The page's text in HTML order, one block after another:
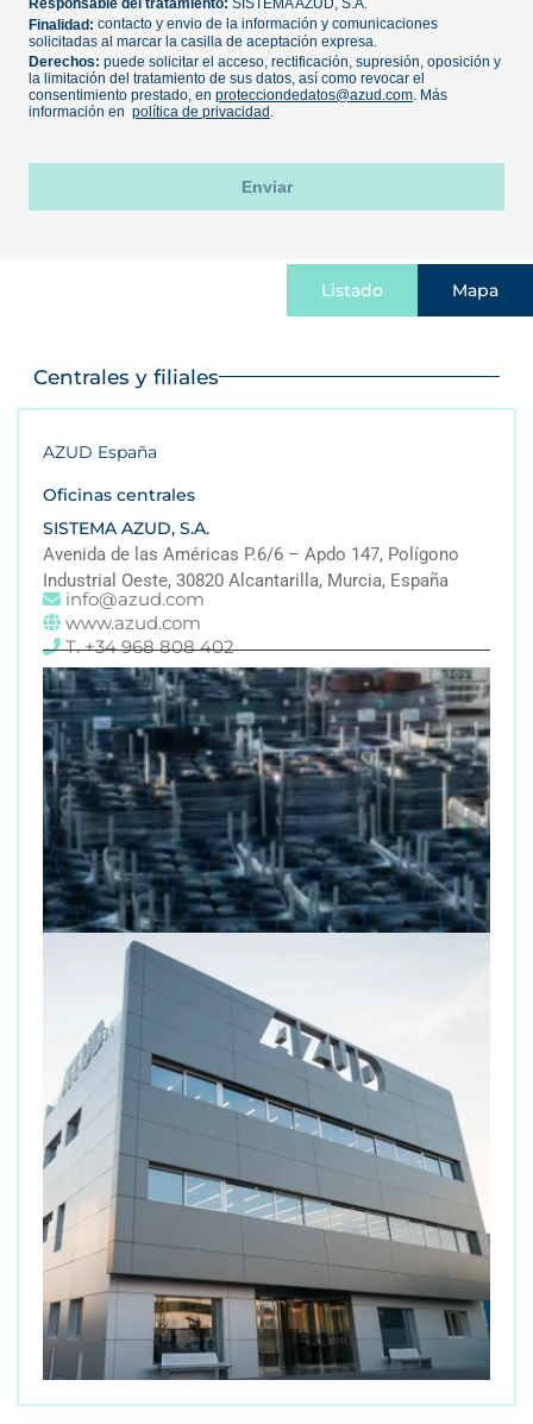
Listado Mapa
Centrales y filiales
AZUD España
Oficinas centrales
SISTEMA AZUD, S.A.
Avenida de las Américas P.6/6 – Apdo 147, Polígono
Industrial Oeste, 30820 Alcantarilla, Murcia, España
info@azud.com
www.azud.com
T. +34 968 808 402